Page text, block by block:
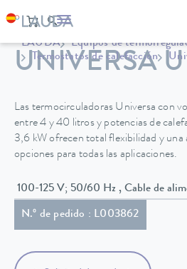
LAUDA Equipos de
Termostatos de calefacción
UNIVERSA U
Las termocirculadoras Universa con
entre 4 y 40 litros y potencias de
3,6 kW ofrecen total flexibilidad y una
opciones para todas las aplicaciones.
100-125 V; 50/60
N.º de pedido : L003862